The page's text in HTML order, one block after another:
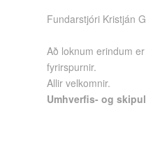
Fundarstjóri Kristján
Að loknum erindum
fyrirspurnir.
Allir velkomnir.
Umhverfis- og